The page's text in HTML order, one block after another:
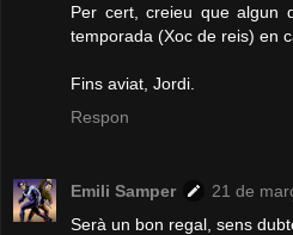
Per cert, creieu que algun
temporada (Xoc de reis) en
Fins aviat, Jordi.
Respon
Emili Samper
21 de
Serà un bon regal, sens